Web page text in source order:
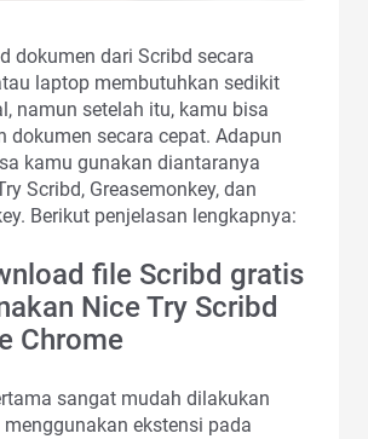
dokumen dari Scribd secara
laptop membutuhkan sedikit
namun setelah itu, kamu bisa
dokumen secara cepat. Adapun
kamu gunakan diantaranya
Scribd, Greasemonkey, dan
Berikut penjelasan lengkapnya:
file Scribd gratis
Nice Try Scribd
Chrome
sangat mudah dilakukan
menggunakan ekstensi pada